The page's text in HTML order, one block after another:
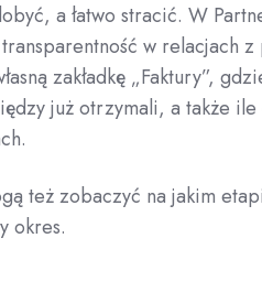
a łatwo stracić. W
transparentność w relacjach
zakładkę „Faktury”,
już otrzymali, a także
też zobaczyć na jakim
okres.